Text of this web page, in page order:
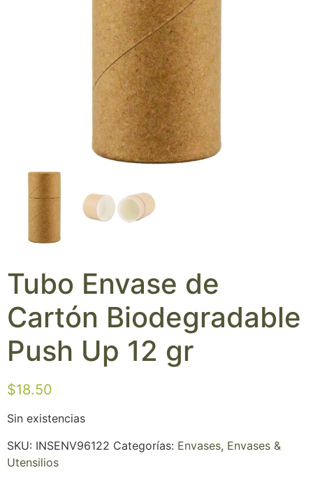
Tubo Envase de
Cartón Biodegradable
Push Up 12 gr
$18.50
Sin existencias
SKU: INSENV96122 Categorías: Envases, Envases &
Utensilios